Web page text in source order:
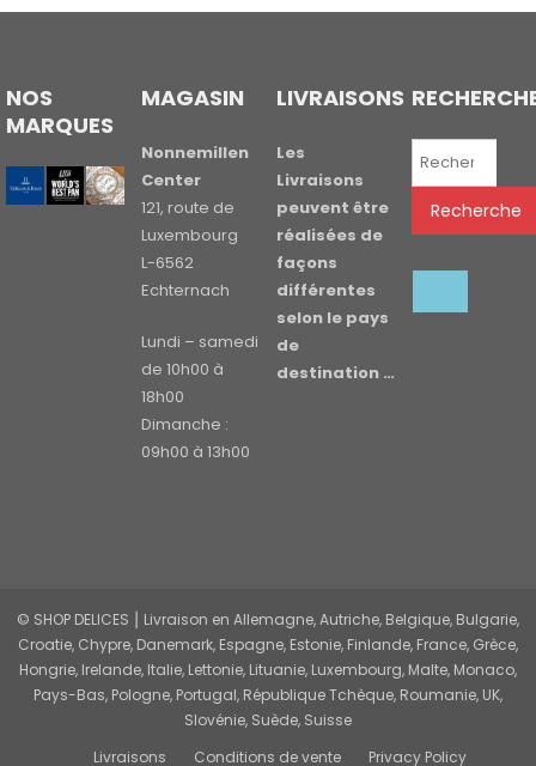
NOS
MARQUES
MAGASIN
Nonnemillen
Center
121, route de
Luxembourg
L-6562
Echternach
Lundi – samedi
de 10h00 à
18h00
Dimanche :
09h00 à 13h00
LIVRAISONS
Les
Livraisons
peuvent être
réalisées de
façons
différentes
selon le pays
de
destination …
Recherche
Recherche
© SHOP DELICES ⎮ Livraison en Allemagne, Autriche, Belgique, Bulgarie,
Croatie, Chypre, Danemark, Espagne, Estonie, Finlande, France, Grèce,
Hongrie, Irelande, Italie, Lettonie, Lituanie, Luxembourg, Malte, Monaco,
Pays-Bas, Pologne, Portugal, République Tchèque, Roumanie, UK,
Slovénie, Suède, Suisse
Livraisons
Conditions de vente Privacy Policy